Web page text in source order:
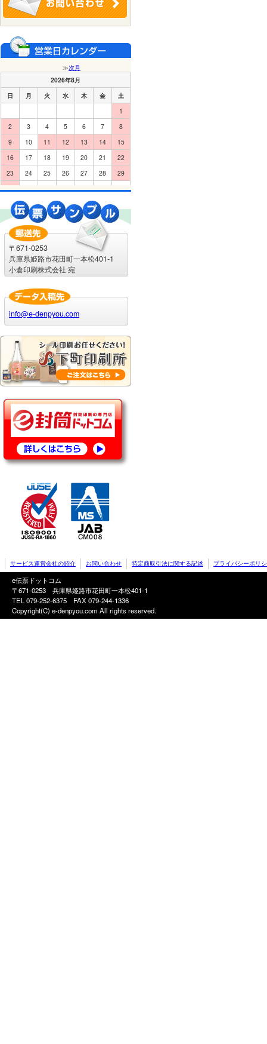
〒671-0253
兵庫県姫路市花田町一本松401-1
小倉印刷株式会社 宛
info@e-denpyou.com
サービス運営会社の紹介 お問い合わせ 特定商取引法に関する記述 プライバシーポリ
e伝票ドットコム
〒671-0253 兵庫県姫路市花田町一本松401-1
TEL 079-252-6375 FAX 079-244-1336
Copyright(C) e-denpyou.com All rights reserved.